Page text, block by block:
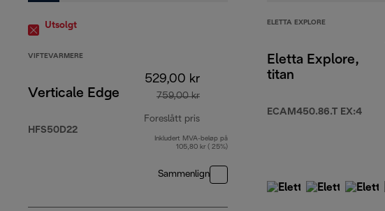
Utsolgt
VIFTEVARMERE
Verticale Edge
HFS50D22
529,00 kr
759,00 kr
Foreslått pris
opprinnelig pris 759,00 kr
Inkludert MVA-beløp på
105,80 kr ( 25%)
Sammenlign
ELETTA EXPLORE
Eletta Explore,
titan
ECAM450.86.T EX:4